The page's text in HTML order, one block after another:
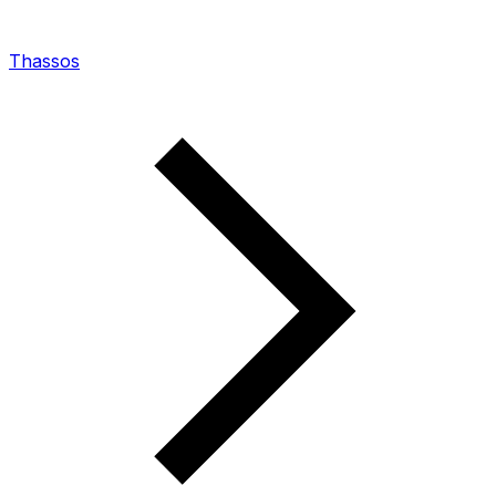
Thassos